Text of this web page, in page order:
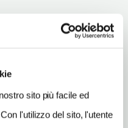
sito più facile ed
l'utilizzo del sito, l'utente